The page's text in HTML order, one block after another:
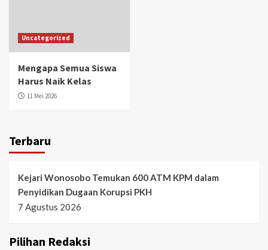
Uncategorized
Mengapa Semua Siswa
Harus Naik Kelas
11 Mei 2026
Terbaru
Kejari Wonosobo Temukan 600 ATM KPM dalam
Penyidikan Dugaan Korupsi PKH
7 Agustus 2026
Pilihan Redaksi